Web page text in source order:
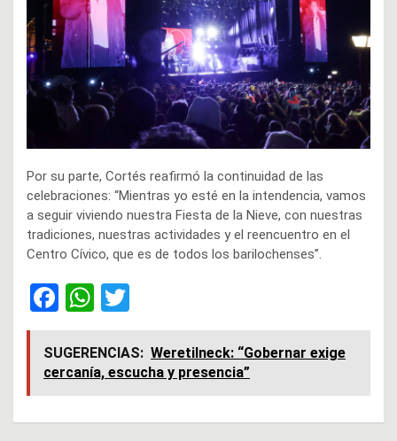
Por su parte, Cortés reafirmó la continuidad de las
celebraciones: “Mientras yo esté en la intendencia, vamos
a seguir viviendo nuestra Fiesta de la Nieve, con nuestras
tradiciones, nuestras actividades y el reencuentro en el
Centro Cívico, que es de todos los barilochenses”.
F
a
ce
b
W
h
at
s
wi
tt
er
SUGERENCIAS: Weretilneck: “Gobernar exige
cercanía, escucha y presencia”